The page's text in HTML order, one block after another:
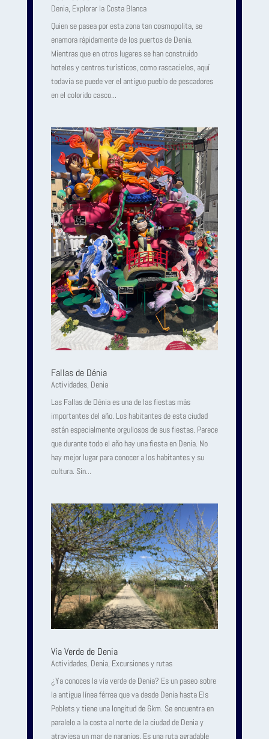
Denia, Explorar la Costa Blanca
Quien se pasea por esta zona tan cosmopolita, se
enamora rápidamente de los puertos de Denia.
Mientras que en otros lugares se han construido
hoteles y centros turísticos, como rascacielos, aquí
todavía se puede ver el antiguo pueblo de pescadores
en el colorido casco...
Fallas de Dénia
Actividades, Denia
Las Fallas de Dénia es una de las fiestas más
importantes del año. Los habitantes de esta ciudad
están especialmente orgullosos de sus fiestas. Parece
que durante todo el año hay una fiesta en Denia. No
hay mejor lugar para conocer a los habitantes y su
cultura. Sin...
Vía Verde de Denia
Actividades, Denia, Excursiones y rutas
¿Ya conoces la vía verde de Denia? Es un paseo sobre
la antigua línea férrea que va desde Denia hasta Els
Poblets y tiene una longitud de 6km. Se encuentra en
paralelo a la costa al norte de la ciudad de Denia y
atraviesa un mar de naranjos. Es una ruta agradable